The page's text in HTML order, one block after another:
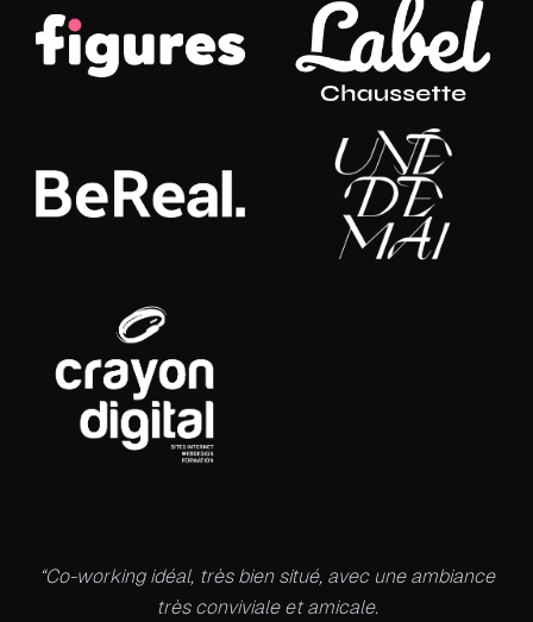
“Co-working idéal, très bien situé, avec une ambiance
très conviviale et amicale.